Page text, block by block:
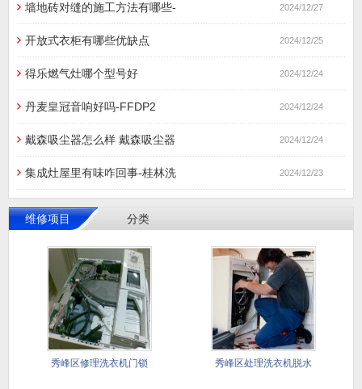
墙地砖对缝的施工方法有哪些- 2024/12/27
开放式衣柜有哪些优缺点 2024/12/25
得乐燃气灶哪个型号好 2024/12/24
丹麦皇冠音响好吗-FFDP2 2024/12/24
戴森吸尘器怎么样 戴森吸尘器 2024/12/24
集成灶屋里有味咋回事-桂林洗 2024/12/23
维修项目 分类
秀峰区修理洗衣机门锁 秀峰区处理洗衣机脱水